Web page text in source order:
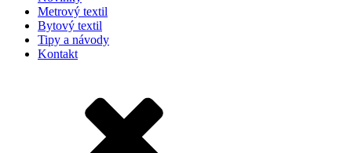
Metrový textil
Bytový textil
Tipy a návody
Kontakt